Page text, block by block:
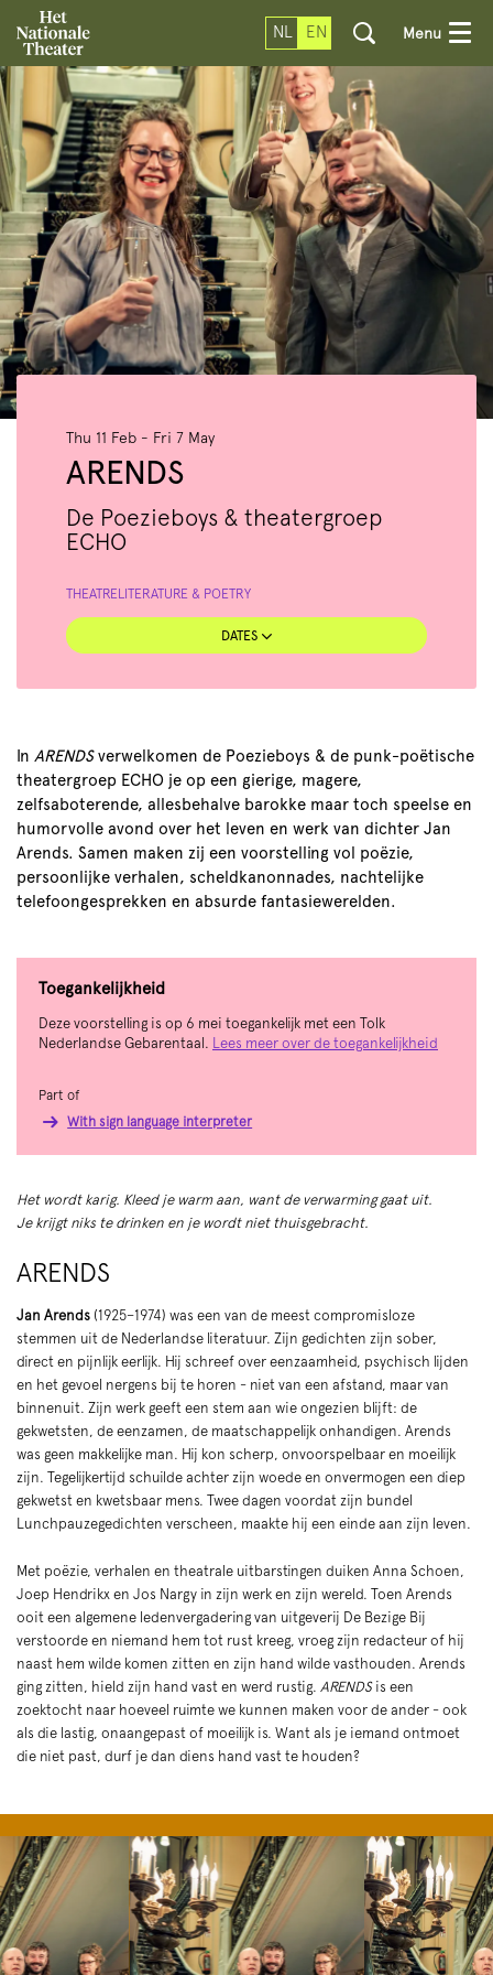
NL EN Menu
ARENDS
De Poezieboys & theatergroep
ECHO
Thu 11 Feb - Fri 7 May
THEATRELITERATURE & POETRY
DATES
In ARENDSverwelkomen de Poezieboys & de punk-poëtische
theatergroep ECHO je op een gierige, magere,
zelfsaboterende, allesbehalve barokke maar toch speelse en
humorvolle avond over het leven en werk van dichter Jan
Arends. Samen maken zij een voorstelling vol poëzie,
persoonlijke verhalen, scheldkanonnades, nachtelijke
telefoongesprekken en absurde fantasiewerelden.
Het wordt karig. Kleed je warm aan, want de verwarming gaat uit.
Je krijgt niks te drinken en je wordt niet thuisgebracht.
ARENDS
Jan Arends (1925–1974) was een van de meest compromisloze
stemmen uit de Nederlandse literatuur. Zijn gedichten zijn sober,
direct en pijnlijk eerlijk. Hij schreef over eenzaamheid, psychisch lijden
en het gevoel nergens bij te horen - niet van een afstand, maar van
binnenuit. Zijn werk geeft een stem aan wie ongezien blijft: de
gekwetsten, de eenzamen, de maatschappelijk onhandigen. Arends
was geen makkelijke man. Hij kon scherp, onvoorspelbaar en moeilijk
zijn. Tegelijkertijd schuilde achter zijn woede en onvermogen een diep
gekwetst en kwetsbaar mens. Twee dagen voordat zijn bundel
Lunchpauzegedichten verscheen, maakte hij een einde aan zijn leven.
Met poëzie, verhalen en theatrale uitbarstingen duiken Anna Schoen,
Joep Hendrikx en Jos Nargy in zijn werk en zijn wereld. Toen Arends
ooit een algemene ledenvergadering van uitgeverij De Bezige Bij
verstoorde en niemand hem tot rust kreeg, vroeg zijn redacteur of hij
naast hem wilde komen zitten en zijn hand wilde vasthouden. Arends
ging zitten, hield zijn hand vast en werd rustig. ARENDSis een
zoektocht naar hoeveel ruimte we kunnen maken voor de ander - ook
als die lastig, onaangepast of moeilijk is. Want als je iemand ontmoet
die niet past, durf je dan diens hand vast te houden?
Toegankelijkheid
Deze voorstelling is op 6 mei toegankelijk met een Tolk
Nederlandse Gebarentaal. Lees meer over de toegankelijkheid
Part of
With sign language interpreter
Skip